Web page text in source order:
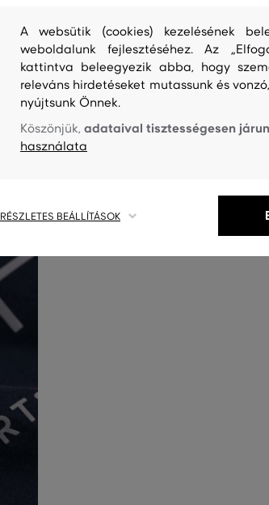
VASALÁS TISZTÍTÁS
A websütik (cookies) kezelésének
weboldalunk fejlesztéséhez. Az
kattintva beleegyezik abba, hogy
releváns hirdetéseket mutassunk és
nyújtsunk Önnek.
Köszönjük,adataival tisztességesen
használata
RÉSZLETES BEÁLLÍTÁSOK